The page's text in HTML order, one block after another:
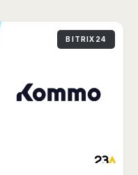
BITRIX24